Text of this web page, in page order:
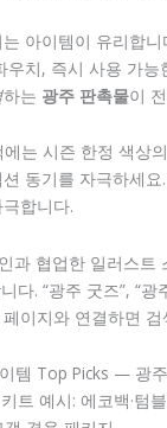
아이템이 유리합니
우치, 즉시 사용 가능
하는 광주 판촉물이
는 시즌 한정 색상의
동기를 자극하세요.
합니다.
과 협업한 일러스트
다. “광주 굿즈”, “광
이지와 연결하면
템 Top Picks — 광